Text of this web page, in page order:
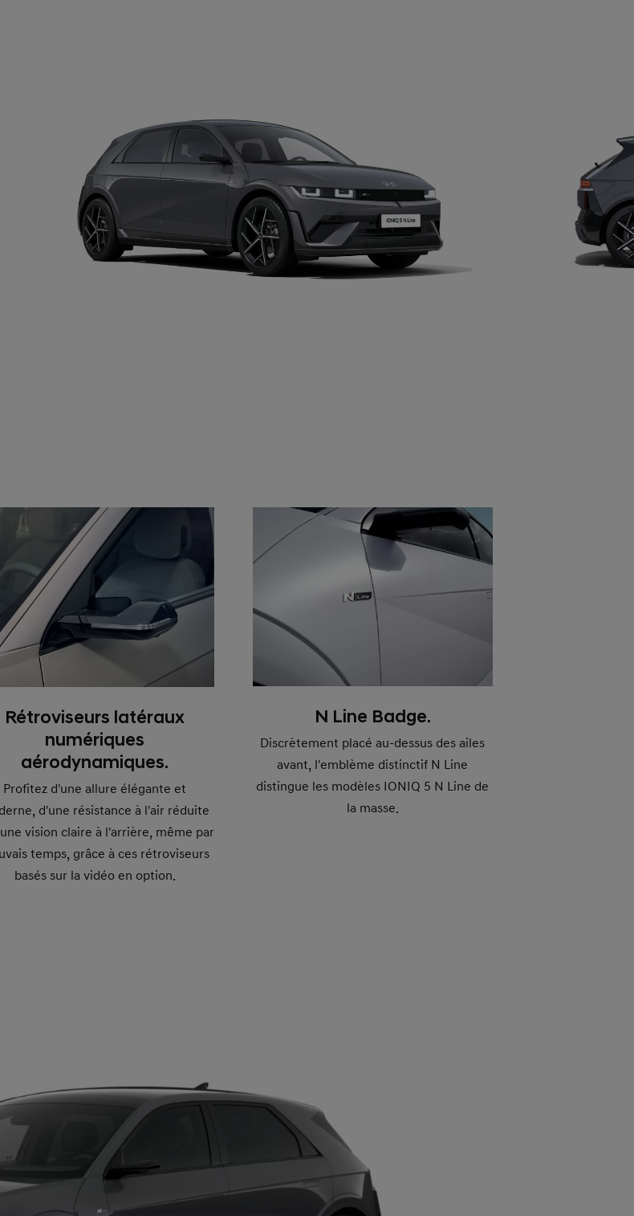
Rétroviseurs latéraux
numériques
aérodynamiques.
Profitez d'une allure élégante et
d'une résistance à l'air réduite
vision claire à l'arrière, même par
temps, grâce à ces rétroviseurs
basés sur la vidéo en option.
N Line Badge.
Discrètement placé au-dessus des ailes
avant, l'emblème distinctif N Line
distingue les modèles IONIQ 5 N Line de
la masse.